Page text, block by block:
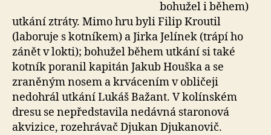
bohužel i během)
utkání ztráty. Mimo hru byli Filip Kroutil
(laboruje s kotníkem) a Jirka Jelínek (trápí ho
zánět v lokti); bohužel během utkání si také
kotník poranil kapitán Jakub Houška a se
zraněným nosem a krvácením v obličeji
nedohrál utkání Lukáš Bažant. V kolínském
dresu se nepředstavila nedávná staronová
akvizice, rozehrávač Djukan Djukanovič.